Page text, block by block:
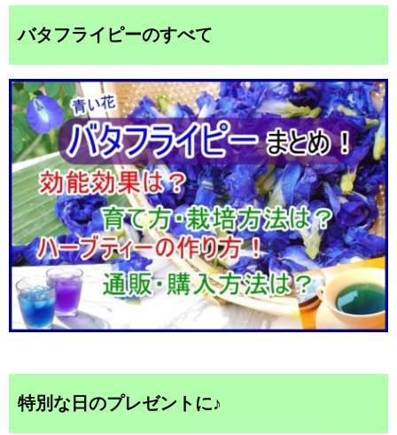
バタフライピーのすべて
特別な日のプレゼントに♪